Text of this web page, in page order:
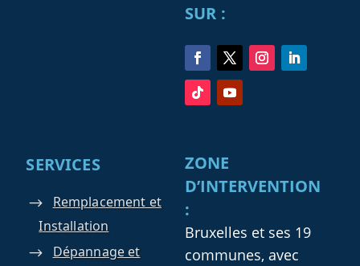
SUR :
SERVICES
Remplacement et
Installation
Dépannage et
ZONE
D’INTERVENTION
:
Bruxelles et ses 19
communes, avec